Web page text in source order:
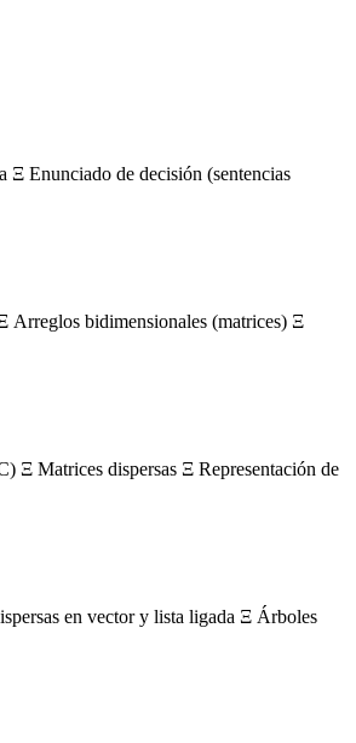
Enunciado de decisión (sentencias
Arreglos bidimensionales (matrices) Ξ
Matrices dispersas Ξ Representación de
en vector y lista ligada Ξ Árboles